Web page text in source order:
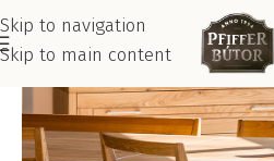
Skip to navigation
Skip to main content